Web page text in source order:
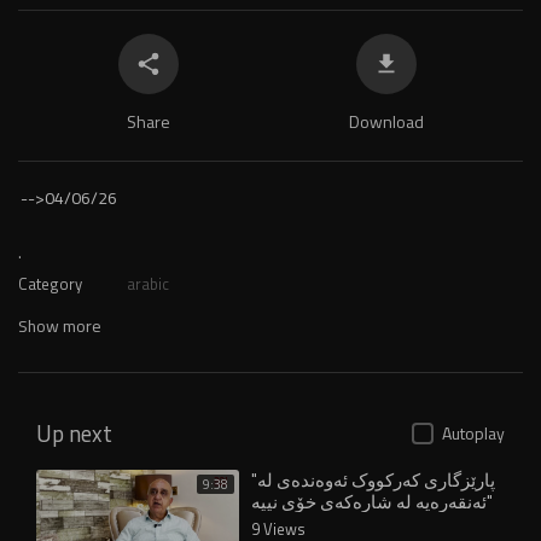
Share Download
-->04/06/26
.
Category arabic
Show more
Up next Autoplay
9:38 "پارێزگاری کەرکووک ئەوەندەی لە
ئەنقەرەیە لە شارەکەی خۆی نییە"
9 Views